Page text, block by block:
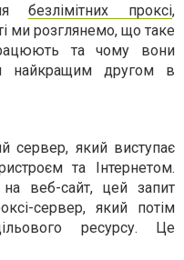
безлімітних проксі,
ми розглянемо, що таке
та чому вони
найкращим другом в
сервер, який виступає
та Інтернетом.
веб-сайт, цей запит
сервер, який потім
ресурсу. Це